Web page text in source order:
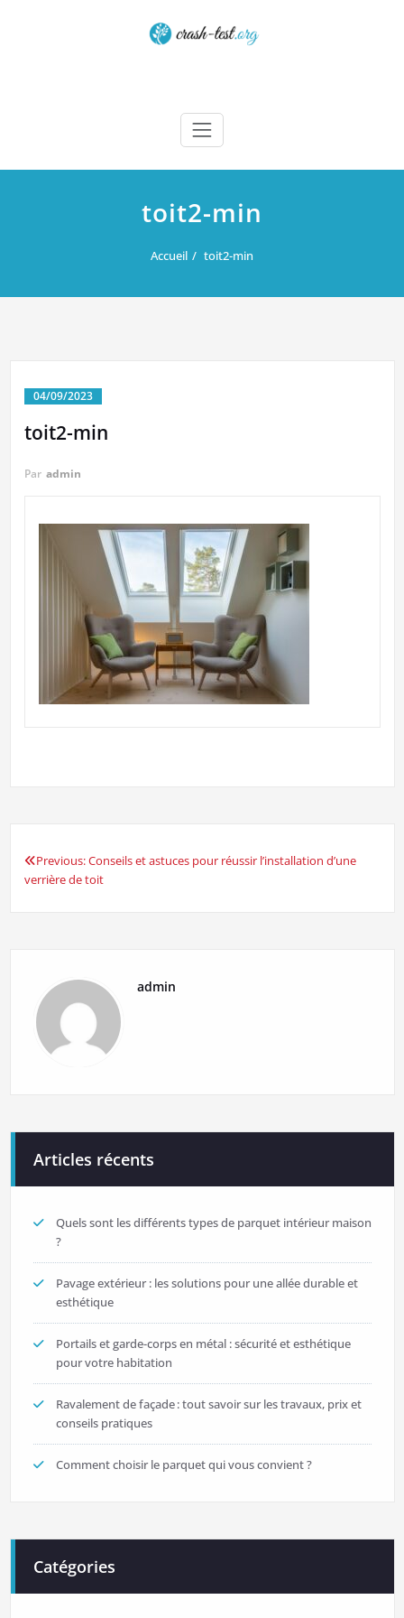
toit2-min
Accueil toit2-min
04/09/2023
toit2-min
Par admin
Navigation
Previous:Conseils et astuces pour réussir l’installation d’une
verrière de toit
admin
Articles récents
Quels sont les différents types de parquet intérieur maison
?
Pavage extérieur : les solutions pour une allée durable et
esthétique
Portails et garde-corps en métal : sécurité et esthétique
pour votre habitation
Ravalement de façade : tout savoir sur les travaux, prix et
conseils pratiques
Comment choisir le parquet qui vous convient ?
Catégories